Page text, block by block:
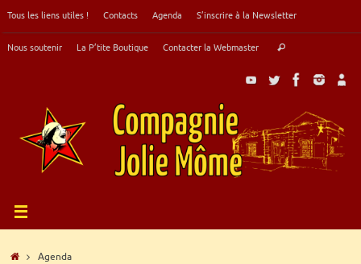
au
Tous les liens utiles ! Contacts Agenda S’inscrire à la Newsletter
Nous soutenir La P’tite Boutique Contacter la Webmaster Rechercher
Accueil
Agenda